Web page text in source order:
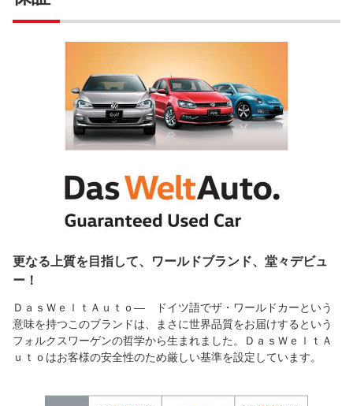
更なる上質を目指して、ワールドブランド、堂々デビュ
ー！
ＤａｓＷｅｌｔＡｕｔｏ― ドイツ語でザ・ワールドカーという
意味を持つこのブランドは、まさに世界品質をお届けするという
フォルクスワーゲンの哲学から生まれました。ＤａｓＷｅｌｔＡ
ｕｔｏはお客様の安全性のため厳しい基準を設定しています。